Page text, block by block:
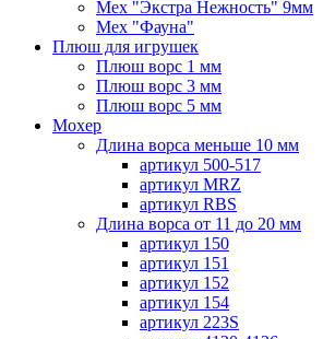
Мех "Экстра Нежность" 9мм
Мех "Фауна"
Плюш для игрушек
Плюш ворс 1 мм
Плюш ворс 3 мм
Плюш ворс 5 мм
Мохер
Длина ворса меньше 10 мм
артикул 500-517
артикул MRZ
артикул RBS
Длина ворса от 11 до 20 мм
артикул 150
артикул 151
артикул 152
артикул 154
артикул 223S